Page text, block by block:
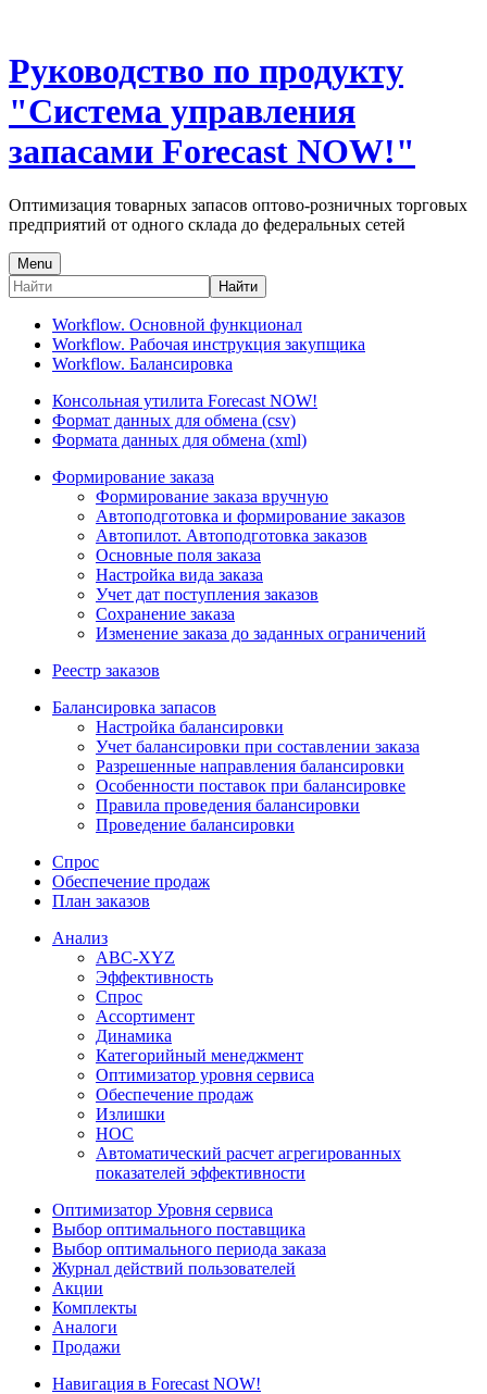
Руководство по продукту
"Система управления
запасами Forecast NOW!"
Оптимизация товарных запасов оптово-розничных торговых
предприятий от одного склада до федеральных сетей
Menu
Найти
Workflow. Основной функционал
Workflow. Рабочая инструкция закупщика
Workflow. Балансировка
Консольная утилита Forecast NOW!
Формат данных для обмена (csv)
Формата данных для обмена (xml)
Формирование заказа
Формирование заказа вручную
Автоподготовка и формирование заказов
Автопилот. Автоподготовка заказов
Основные поля заказа
Настройка вида заказа
Учет дат поступления заказов
Сохранение заказа
Изменение заказа до заданных ограничений
Реестр заказов
Балансировка запасов
Настройка балансировки
Учет балансировки при составлении заказа
Разрешенные направления балансировки
Особенности поставок при балансировке
Правила проведения балансировки
Проведение балансировки
Спрос
Обеспечение продаж
План заказов
Анализ
ABC-XYZ
Эффективность
Спрос
Ассортимент
Динамика
Категорийный менеджмент
Оптимизатор уровня сервиса
Обеспечение продаж
Излишки
НОС
Автоматический расчет агрегированных
показателей эффективности
Оптимизатор Уровня сервиса
Выбор оптимального поставщика
Выбор оптимального периода заказа
Журнал действий пользователей
Акции
Комплекты
Аналоги
Продажи
Навигация в Forecast NOW!